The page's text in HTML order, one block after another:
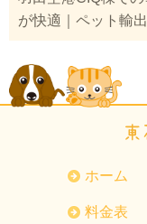
が快適｜ペット輸
ホーム
料金表